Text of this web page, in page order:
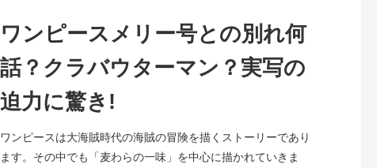
ワンピースメリー号との別れ何
話？クラバウターマン？実写の
迫力に驚き!
ワンピースは大海賊時代の海賊の冒険を描くストーリーであり
ます。その中でも「麦わらの一味」を中心に描かれていきま